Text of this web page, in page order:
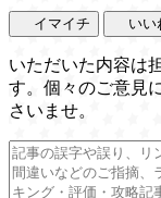
イマイチ いい
いただいた内容は
す。個々のご意見
さいませ。